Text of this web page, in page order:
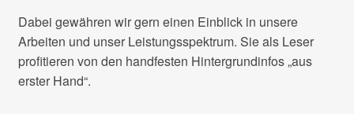
Dabei gewähren wir gern einen Einblick in unsere
Arbeiten und unser Leistungsspektrum. Sie als Leser
profitieren von den handfesten Hintergrundinfos „aus
erster Hand“.